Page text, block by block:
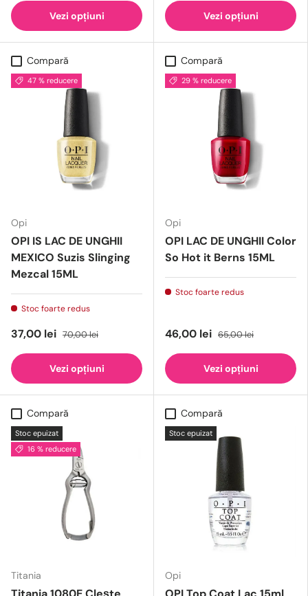
Vezi opțiuni Vezi opțiuni
Compară
47 % reducere
Opi
OPI IS LAC DE UNGHII
MEXICO Suzis Slinging
Mezcal 15ML
Stoc foarte redus
37,00 lei 70,00 lei
Vezi opțiuni
Compară
29 % reducere
Opi
OPI LAC DE UNGHII Color
So Hot it Berns 15ML
Stoc foarte redus
46,00 lei 65,00 lei
Vezi opțiuni
Compară
Stoc epuizat
16 % reducere
Titania
Compară
Stoc epuizat
Opi